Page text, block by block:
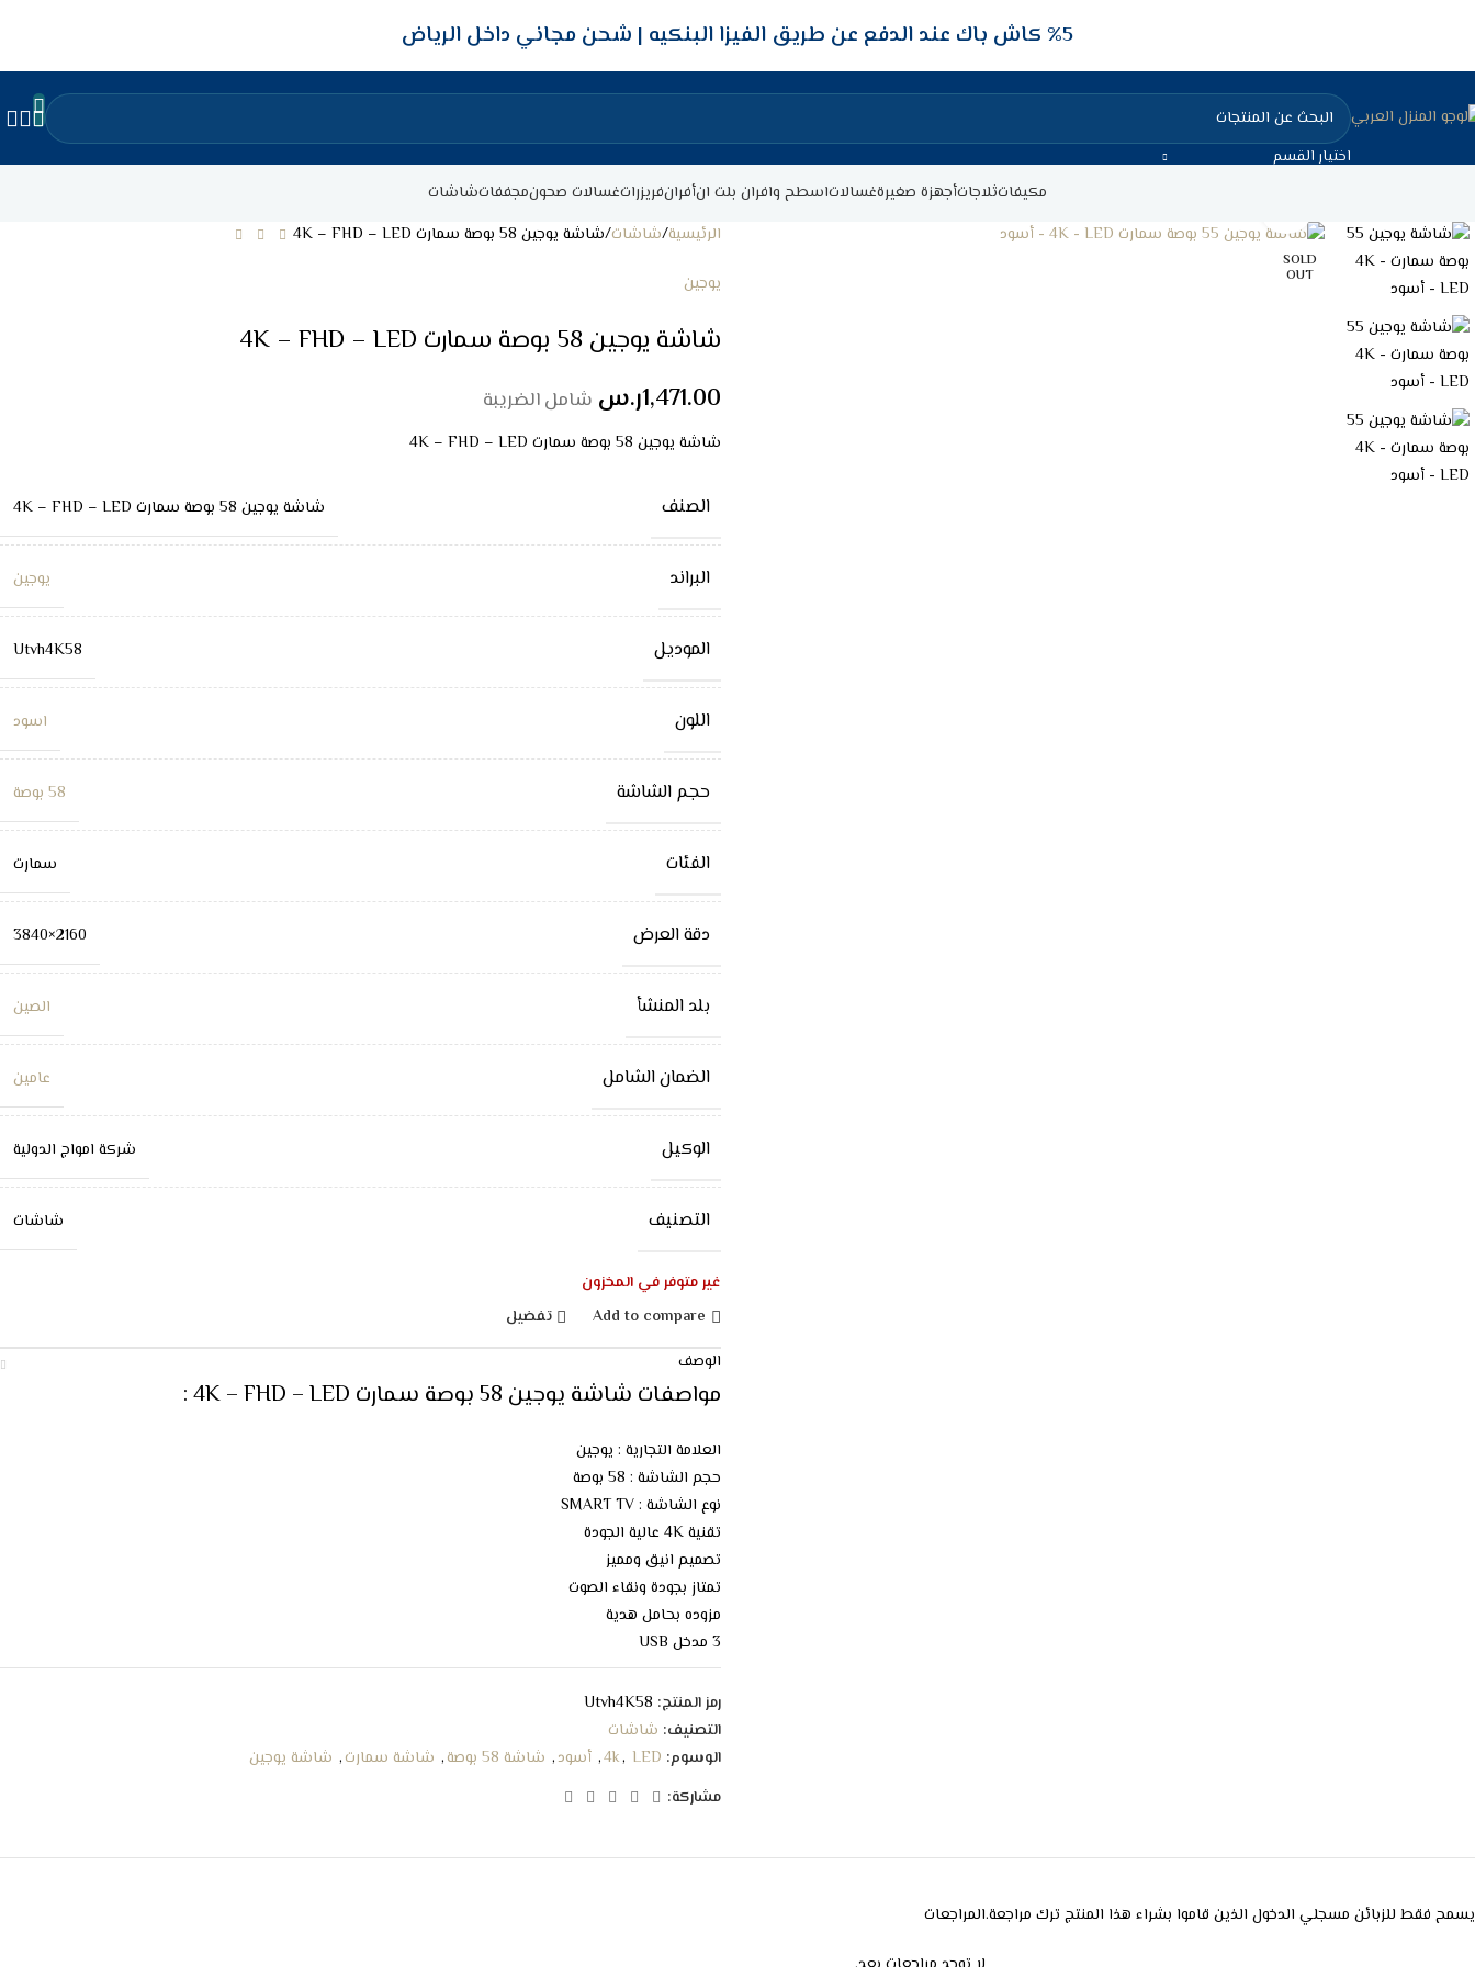
5‎% كاش باك عند الدفع عن طريق الفيزا البنكيه شحن مجاني داخل الرياض
اختيار القسم
مكيفاتثلاجاتأجهزة صغيرةغسالاتاسطح وافران بلت انأفرانفريزراتغسالات صحونمجففاتشاشات
SOLD
OUT
الرئيسية شاشات شاشة يوجين 58 بوصة سمارت 4K – FHD – LED
يوجين
شاشة يوجين 58 بوصة سمارت 4K – FHD – LED
1,471.00ر.س شامل الضريبة
شاشة يوجين 58 بوصة سمارت 4K – FHD – LED
الصنف شاشة يوجين 58 بوصة سمارت 4K – FHD – LED
البراند يوجين
الموديل Utvh4K58
اللون اسود
حجم الشاشة 58 بوصة
الفئات سمارت
دقة العرض 2160×3840
بلد المنشأ الصين
الضمان الشامل عامين
الوكيل شركة امواج الدولية
التصنيف شاشات
غير متوفر في المخزون
Add to compare
تفضيل
الوصف
مواصفات شاشة يوجين 58 بوصة سمارت 4K – FHD – LED :
العلامة التجارية : يوجين
حجم الشاشة : 58 بوصة
نوع الشاشة : SMART TV
تقنية 4K عالية الجودة
تصميم انيق ومميز
تمتاز بجودة ونقاء الصوت
مزوده بحامل هدية
3 مدخل USB
2 مدخل HDMI
الاتصال الذكي عبر WI FI
ريموت كنترول للتحكم عن بعد
جو لايف – فيسبوك – يوتيوب – تويتر
رمز المنتج: Utvh4K58
التصنيف: شاشات
الوسوم:
4k, LED
, أسود, شاشة 58 بوصة , شاشة سمارت, شاشة يوجين
مشاركة:
المراجعاتيسمح فقط للزبائن مسجلي الدخول الذين قاموا بشراء هذا المنتج ترك مراجعة.